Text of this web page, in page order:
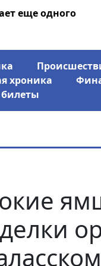
еще одного
хроника